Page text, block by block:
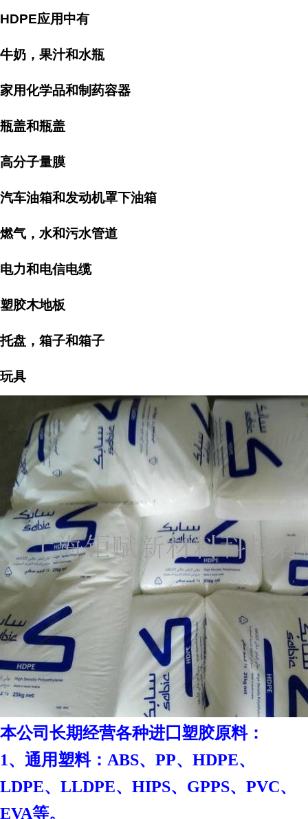
HDPE应用中有
牛奶，果汁和水瓶
家用化学品和制药容器
瓶盖和瓶盖
高分子量膜
汽车油箱和发动机罩下油箱
燃气，水和污水管道
电力和电信电缆
塑胶木地板
托盘，箱子和箱子
玩具
本公司长期经营各种进囗塑胶原料：
1、通用塑料：ABS、PP、HDPE、
LDPE、LLDPE、HIPS、GPPS、PVC、
EVA等。